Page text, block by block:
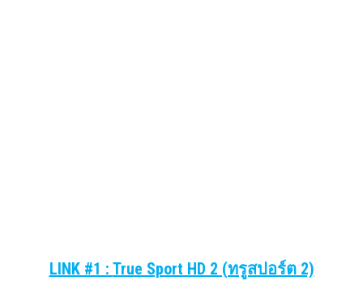
LINK #1 : True Sport HD 2 (ทรูสปอร์ต 2)